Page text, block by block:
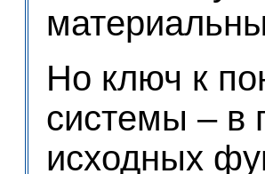
Но ключ к
системы – в
исходных